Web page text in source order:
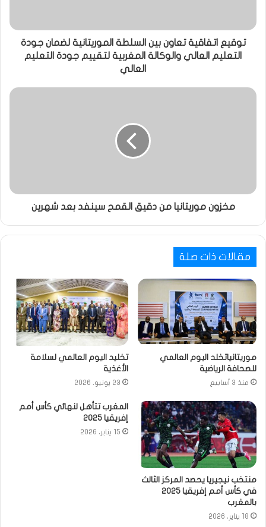
توقيع اتفاقية تعاون بين السلطة الموريتانية لضمان جودة
التعليم العالي والوكالة المغربية لتقييم جودة التعليم
العالي
مخزون موريتانيا من دقيق القمح سينفد بعد شهرين
مقالات ذات صلة
موريتانياتخلد اليوم العالمي
للصحافة الرياضية
منذ 3 أسابيع
تخليد اليوم العالمي لسلامة
الأغذية
23 يونيو، 2026
منتخب نيجيريا يحصد المركز الثالث
في كأس أمم إفريقيا 2025
بالمغرب
18 يناير، 2026
المغرب تتأهل لنهائي كأس أمم
إفريقيا 2025
15 يناير، 2026